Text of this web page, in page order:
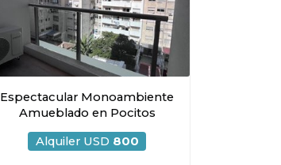
Espectacular Monoambiente
Amueblado en Pocitos
Alquiler USD 800